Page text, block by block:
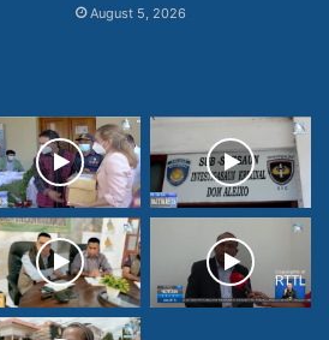
August 5, 2026